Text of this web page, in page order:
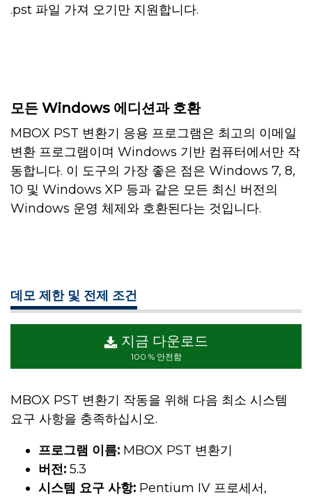
.pst 파일 가져 오기만 지원합니다.
모든 Windows 에디션과 호환
MBOX PST 변환기 응용 프로그램은 최고의 이메일
변환 프로그램이며 Windows 기반 컴퓨터에서만 작
동합니다. 이 도구의 가장 좋은 점은 Windows 7, 8,
10 및 Windows XP 등과 같은 모든 최신 버전의
Windows 운영 체제와 호환된다는 것입니다.
데모 제한 및 전제 조건
지금 다운로드
100 % 안전함
MBOX PST 변환기 작동을 위해 다음 최소 시스템
요구 사항을 충족하십시오.
프로그램 이름: MBOX PST 변환기
버전: 5.3
시스템 요구 사항: Pentium IV 프로세서,